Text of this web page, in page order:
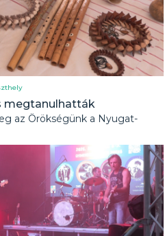
megtanulhatták
az Örökségünk a Nyugat-